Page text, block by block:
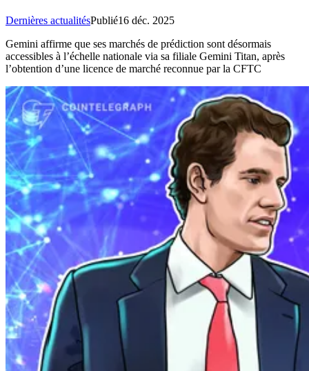
Dernières actualitésPublié16 déc. 2025
Gemini affirme que ses marchés de prédiction sont désormais
accessibles à l’échelle nationale via sa filiale Gemini Titan, après
l’obtention d’une licence de marché reconnue par la CFTC